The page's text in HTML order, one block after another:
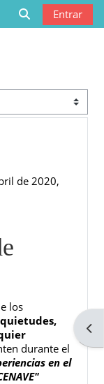
Selector de
Entrar
de 2020,
los
durante el
en el